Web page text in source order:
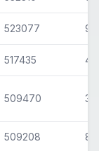
523077 93
517435 43
509470 39
509208 86